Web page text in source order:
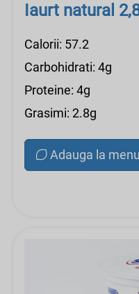
Iaurt natural
Calorii: 57.2
Carbohidrati: 4g
Proteine: 4g
Grasimi: 2.8g
Adauga la menu